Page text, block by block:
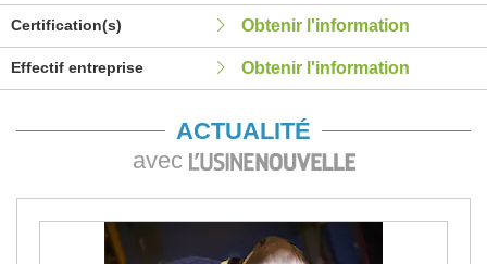
Certification(s) Obtenir l'information
Effectif entreprise Obtenir l'information
ACTUALITÉ
avec